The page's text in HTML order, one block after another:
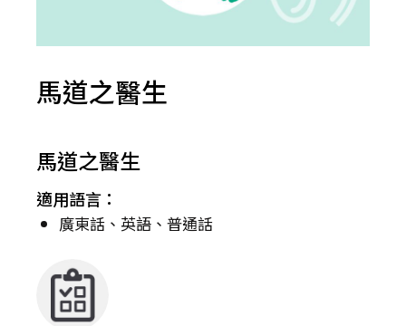
馬道之醫生
馬道之醫生
適用語言：
廣東話、英語、普通話